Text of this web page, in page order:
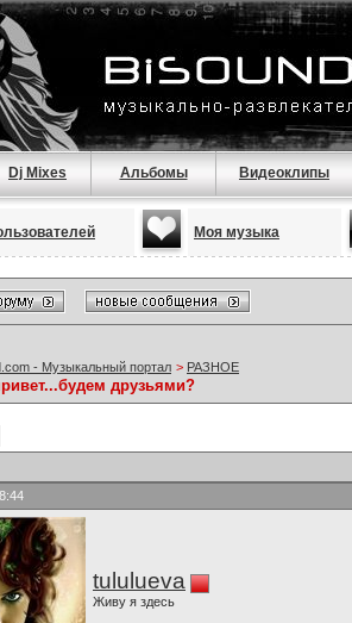
Dj Mixes Альбомы Видеоклипы
Моя музыка
- Музыкальный портал > РАЗНОЕ
друзьями?
tululueva
Живу я здесь